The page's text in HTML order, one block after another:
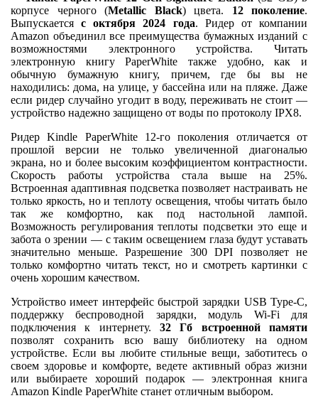
корпусе черного (Metallic Black) цвета. 12 поколение.
Выпускаетсяс октября 2024 года. Ридер от компании
Amazon объединил все преимущества бумажных изданий с
возможностями электронного устройства. Читать
электронную книгу PaperWhite также удобно, как и
обычную бумажную книгу, причем, где бы вы не
находились: дома, на улице, у бассейна или на пляже. Даже
если ридер случайно угодит в воду, переживать не стоит —
устройство надежно защищено от воды по протоколу IPХ8.
Ридер Kindle PaperWhite 12-го поколения отличается от
прошлой версии не только увеличенной диагональю
экрана, но и более высоким коэффициентом контрастности.
Скорость работы устройства стала выше на 25%.
Встроенная адаптивная подсветка позволяет настраивать не
только яркость, но и теплоту освещения, чтобы читать было
так же комфортно, как под настольной лампой.
Возможность регулирования теплоты подсветки это еще и
забота о зрении — с таким освещением глаза будут уставать
значительно меньше. Разрешение 300 DPI позволяет не
только комфортно читать текст, но и смотреть картинки с
очень хорошим качеством.
Устройство имеет интерфейс быстрой зарядки USB Type-C,
поддержку беспроводной зарядки, модуль Wi-Fi для
подключения к интернету. 32 Гб встроенной памяти
позволят сохранить всю вашу библиотеку на одном
устройстве. Если вы любите стильные вещи, заботитесь о
своем здоровье и комфорте, ведете активный образ жизни
или выбираете хороший подарок — электронная книга
Amazon Kindle PaperWhite станет отличным выбором.